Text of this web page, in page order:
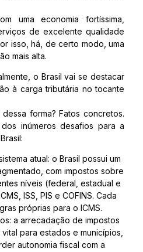
uma economia fortíssima,
de excelente qualidade
isso, há, de certo modo, uma
mais alta.
o Brasil vai se destacar
à carga tributária no tocante
forma? Fatos concretos.
inúmeros desafios para a
atual: o Brasil possui um
com impostos sobre
níveis (federal, estadual e
ISS, PIS e COFINS. Cada
próprias para o ICMS.
a arrecadação de impostos
para estados e municípios,
autonomia fiscal com a